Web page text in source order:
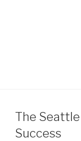
The
Success